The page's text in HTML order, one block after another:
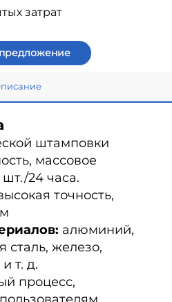
затрат
штамповки
массовое
24 часа.
точность,
алюминий,
железо,
т. д.
процесс,